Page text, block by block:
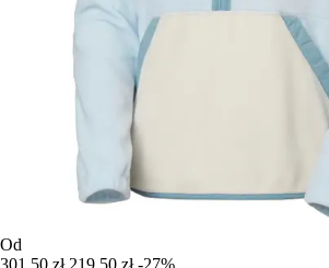
Od
301,50 zł 219,50 zł -27%